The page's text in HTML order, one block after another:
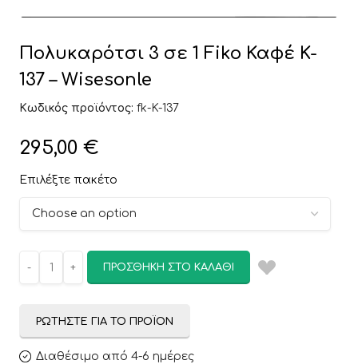
Πολυκαρότσι 3 σε 1 Fiko Καφέ K-
137 – Wisesonle
Κωδικός προϊόντος: fk-K-137
295,00 €
Επιλέξτε πακέτο
ΠΡΟΣΘΉΚΗ ΣΤΟ ΚΑΛΆΘΙ
ΡΩΤΉΣΤΕ ΓΙΑ ΤΟ ΠΡΟΪΌΝ
Διαθέσιμο από 4-6 ημέρες